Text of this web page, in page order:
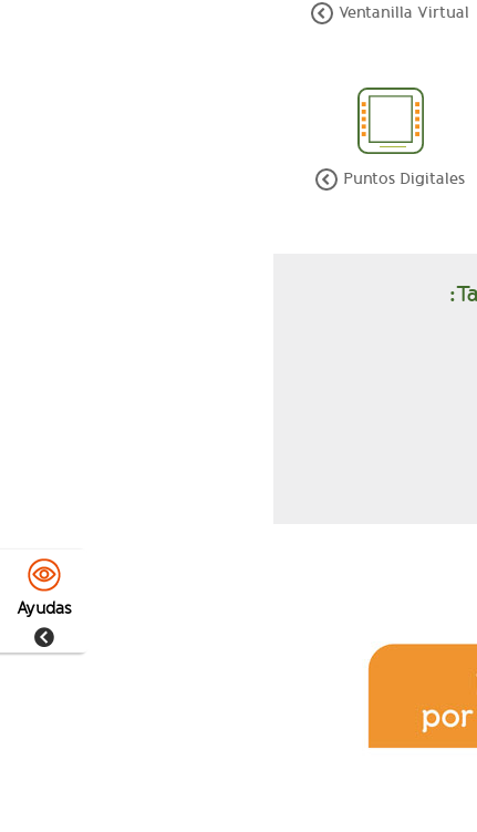
Ayudas
Ventanilla Virtual
Puntos Digitales